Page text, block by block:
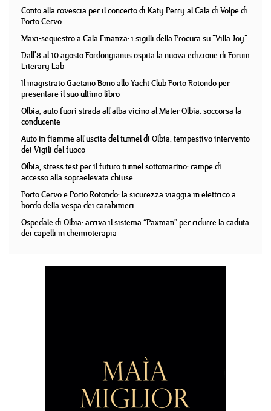
Conto alla rovescia per il concerto di Katy Perry al Cala di Volpe di
Porto Cervo
Maxi-sequestro a Cala Finanza: i sigilli della Procura su "Villa Joy"
Dall'8 al 10 agosto Fordongianus ospita la nuova edizione di Forum
Literary Lab
Il magistrato Gaetano Bono allo Yacht Club Porto Rotondo per
presentare il suo ultimo libro
Olbia, auto fuori strada all'alba vicino al Mater Olbia: soccorsa la
conducente
Auto in fiamme all'uscita del tunnel di Olbia: tempestivo intervento
dei Vigili del fuoco
Olbia, stress test per il futuro tunnel sottomarino: rampe di
accesso alla sopraelevata chiuse
Porto Cervo e Porto Rotondo: la sicurezza viaggia in elettrico a
bordo della vespa dei carabinieri
Ospedale di Olbia: arriva il sistema “Paxman” per ridurre la caduta
dei capelli in chemioterapia